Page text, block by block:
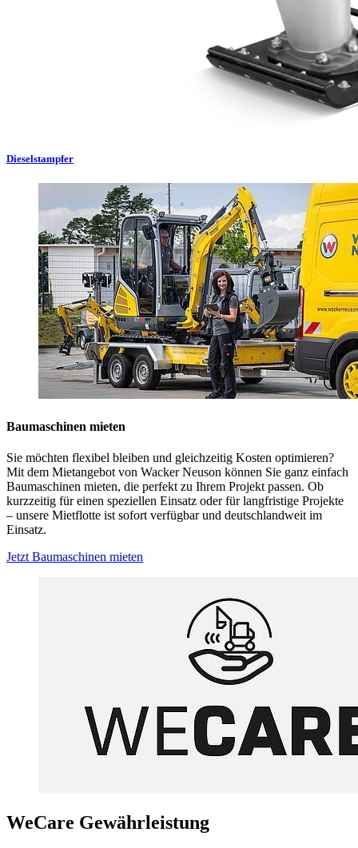
Dieselstampfer
Baumaschinen mieten
Sie möchten flexibel bleiben und gleichzeitig Kosten optimieren?
Mit dem Mietangebot von Wacker Neuson können Sie ganz einfach
Baumaschinen mieten, die perfekt zu Ihrem Projekt passen. Ob
kurzzeitig für einen speziellen Einsatz oder für langfristige Projekte
– unsere Mietflotte ist sofort verfügbar und deutschlandweit im
Einsatz.
Jetzt Baumaschinen mieten
WeCare Gewährleistung